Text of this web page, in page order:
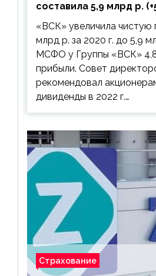
составила 5,9 млрд р.
дивиденды
выплачивать
«ВСК» увеличила чистую
млрд р. за 2020 г. до 5,9
МСФО у Группы «ВСК» 4,8
прибыли. Совет
рекомендовал
дивиденды в 2022 г.…
Страхование